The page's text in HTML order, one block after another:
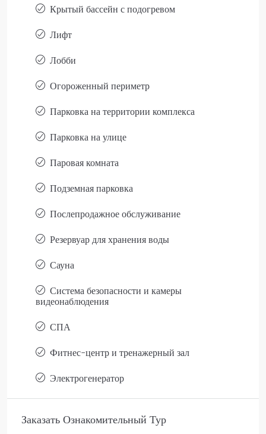
Крытый бассейн с подогревом
Лифт
Лобби
Огороженный периметр
Парковка на территории комплекса
Парковка на улице
Паровая комната
Подземная парковка
Послепродажное обслуживание
Резервуар для хранения воды
Сауна
Система безопасности и камеры
видеонаблюдения
СПА
Фитнес-центр и тренажерный зал
Электрогенератор
Заказать Ознакомительный Тур